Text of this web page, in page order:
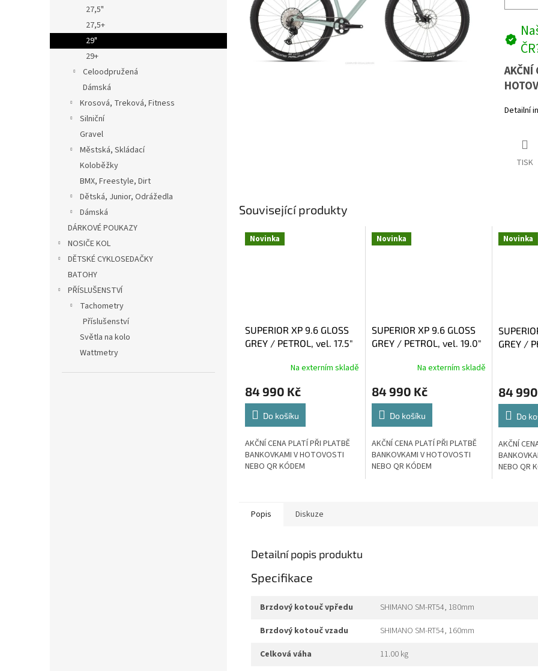
l
27,5"
27,5+
29"
29+
Celoodpružená
Dámská
Krosová, Treková, Fitness
Silniční
Gravel
Městská, Skládací
Koloběžky
BMX, Freestyle, Dirt
Dětská, Junior, Odrážedla
Dámská
DÁRKOVÉ POUKAZY
NOSIČE KOL
DĚTSKÉ CYKLOSEDAČKY
BATOHY
PŘÍSLUŠENSTVÍ
Tachometry
Příslušenství
Světla na kolo
Wattmetry
AKČNÍ
Detailní
TISK
Související produkty
Novinka
SUPERIOR XP 9.6 GLOSS
GREY / PETROL, vel. 17.5"
Na externím skladě
84 990 Kč
Do košíku
AKČNÍ CENA PLATÍ PŘI PLATBĚ
BANKOVKAMI V HOTOVOSTI
NEBO QR KÓDEM
Novinka
SUPERIOR XP 9.6 GLOSS
GREY / PETROL, vel. 19.0"
Na externím skladě
84 990 Kč
Do košíku
AKČNÍ CENA PLATÍ PŘI PLATBĚ
BANKOVKAMI V HOTOVOSTI
NEBO QR KÓDEM
Novinka
GREY /
84
Do
AKČNÍ
NEBO QR
Popis Diskuze
Detailní popis produktu
Specifikace
brzdový kotouč vpředu
SHIMANO SM-RT54, 180mm
brzdový kotouč vzadu
SHIMANO SM-RT54, 160mm
celková váha
11.00 kg